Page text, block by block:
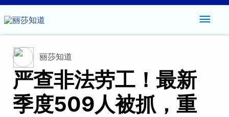
主
丽莎知道
严查非法劳工！最新
季度509人被抓，重